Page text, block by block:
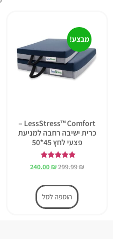
מבצע!
LessStress™ Comfort –
כרית ישיבה רחבה למניעת
פצעי לחץ 45*50
דורג
5.00
299.99₪
240.00₪
הוספה לסל